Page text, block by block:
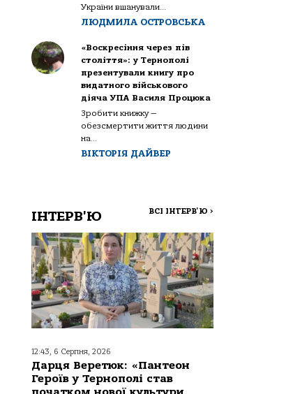
України вшанували...
ЛЮДМИЛА ОСТРОВСЬКА
«Воскресіння через пів
століття»: у Тернополі
презентували книгу про
видатного військового
діяча УПА Василя Процюка
Зробити книжку —
обезсмертити життя людини
на...
ВІКТОРІЯ ДАЙВЕР
ІНТЕРВ'Ю ВСІ ІНТЕРВ'Ю >
12:43, 6 Серпня, 2026
Дарця Веретюк: «Пантеон
Героїв у Тернополі став